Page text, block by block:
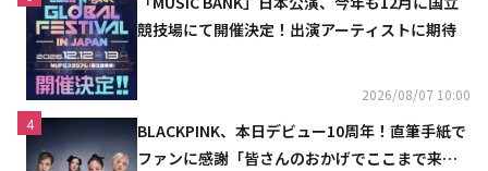
競技場にて開催決定！出演アーティストに期待
2026/08/07 10:00
4
BLACKPINK、本日デビュー10周年！直筆手紙で
ファンに感謝「皆さんのおかげでここまで来ら